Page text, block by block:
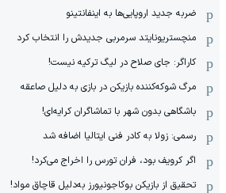
ضربه جدید اروپایی‌ها به اینفانتینو
منچستریونایتد سرمربی جدیدش را انتخاب کرد
کاراگر: جای صلاح در لیگ ترکیه نیست!
مرگ شوکه‌کننده بازیکن در بازی به دلیل صاعقه
باشگاهی بدون شهر با تماشاگران کرایه‌ای!
رسمی: زولا به کادر فنی ایتالیا اضافه شد
اگر کرویف بود، فران تورس را اخراج می‌کرد!
تحقیق از بازیکن بوکاجونیورز به‌دلیل قاچاق مواد!